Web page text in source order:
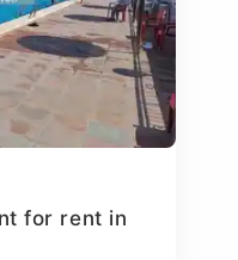
for rent in